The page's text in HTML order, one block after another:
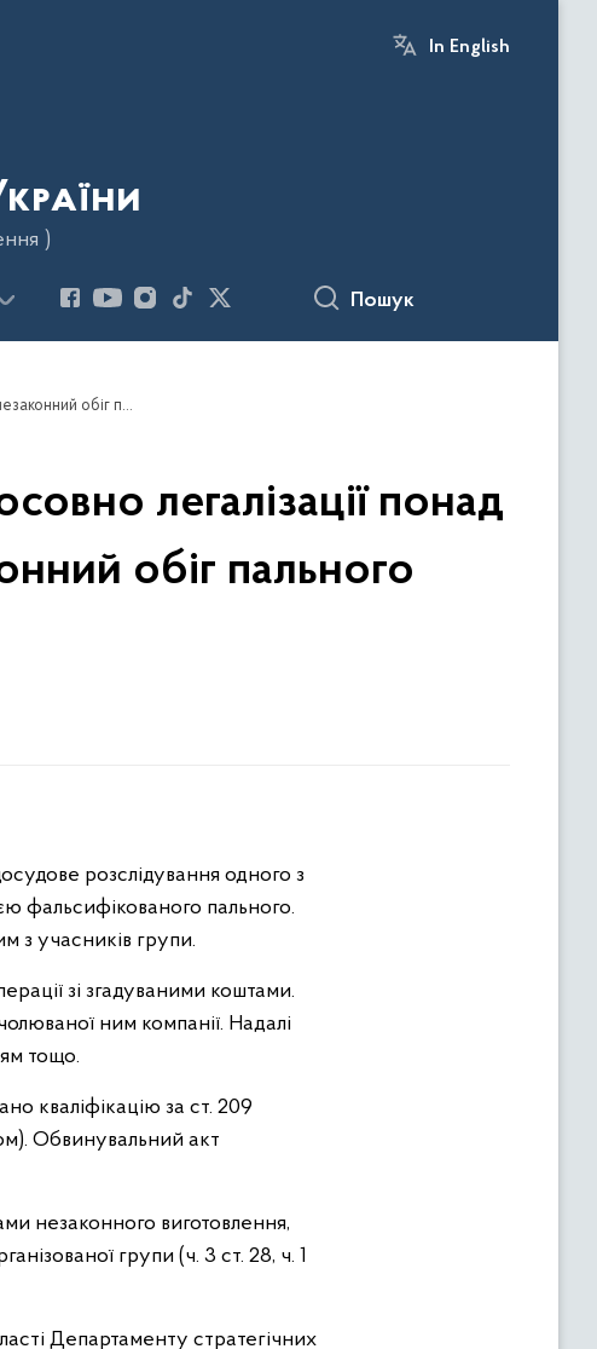
In English
)
Пошук
БЕБ скерувало до суду обвинувальний акт стосовно легалізації понад 5,7 млн грн фігурантом справи про незаконний обіг пального
легалізації понад
обіг пального
розслідування одного з
фальсифікованого пального.
з учасників групи.
зі згадуваними коштами.
ним компанії. Надалі
тощо.
кваліфікацію за ст. 209
Обвинувальний акт
незаконного виготовлення,
групи (ч. 3 ст. 28, ч. 1
Департаменту стратегічних